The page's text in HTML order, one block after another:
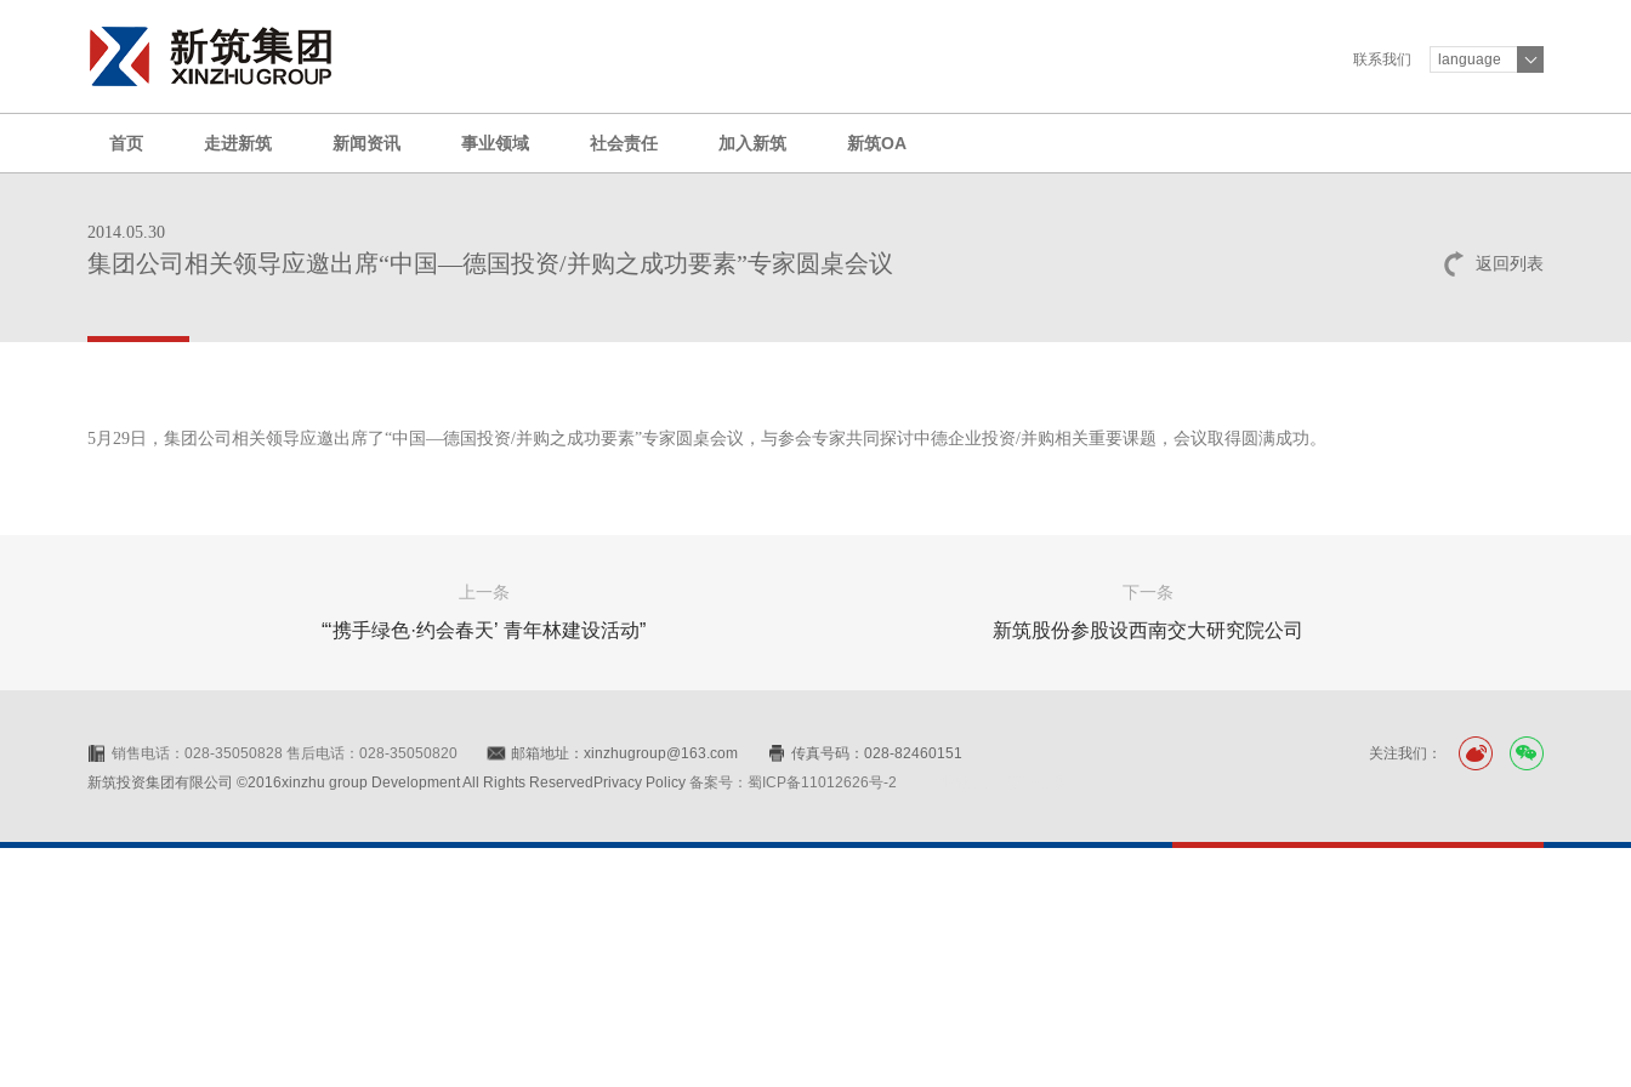
联系我们 language
首页 走进新筑 新闻资讯 事业领域 社会责任 加入新筑 新筑OA
返回列表
2014.05.30
集团公司相关领导应邀出席“中国—德国投资/并购之成功要素”专家圆桌会议
5月29日，集团公司相关领导应邀出席了“中国—德国投资/并购之成功要素”专家圆桌会议，与参会专家共同探讨中德企业投资/并购相关重要课题，会议取得圆满成功。
上一条
“‘携手绿色·约会春天’ 青年林建设活动”
下一条
新筑股份参股设西南交大研究院公司
关注我们：
销售电话：028-35050828 售后电话：028-35050820 邮箱地址：xinzhugroup@163.com
传真号码：028-82460151
新筑投资集团有限公司 ©2016xinzhu group Development All Rights ReservedPrivacy Policy 备案号：蜀ICP备11012626号-2